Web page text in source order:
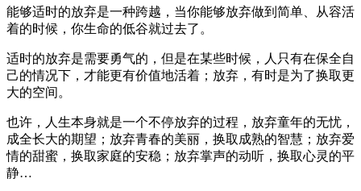
能够适时的放弃是一种跨越，当你能够放弃做到简单、从容活
着的时候，你生命的低谷就过去了。
适时的放弃是需要勇气的，但是在某些时候，人只有在保全自
己的情况下，才能更有价值地活着；放弃，有时是为了换取更
大的空间。
也许，人生本身就是一个不停放弃的过程，放弃童年的无忧，
成全长大的期望；放弃青春的美丽，换取成熟的智慧；放弃爱
情的甜蜜，换取家庭的安稳；放弃掌声的动听，换取心灵的平
静…